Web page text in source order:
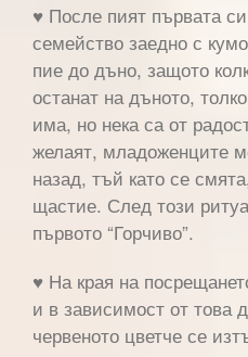
♥ После пият първата
семейство заедно с
пие до дъно, защото
останат на дъното,
има, но нека са от
желаят, младоженците
назад, тъй като се
щастие. След този
първото “Горчиво”.
♥ На края на
и в зависимост от това
червеното цветче се